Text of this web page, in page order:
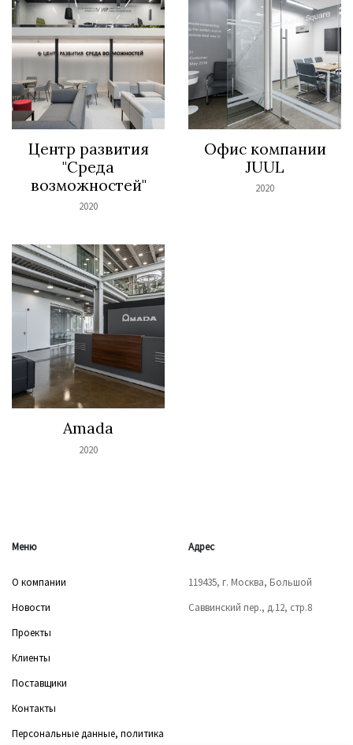
Центр развития
"Среда
возможностей"
2020
Офис компании
JUUL
2020
Amada
2020
Меню
О компании
Новости
Проекты
Клиенты
Поставщики
Контакты
Персональные данные, политика
Адрес
119435, г. Москва, Большой
Саввинский пер., д.12, стр.8